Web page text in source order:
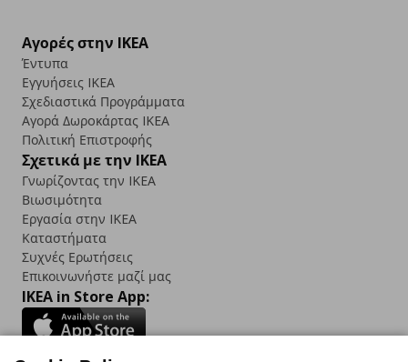
Αγορές στην IKEA
Έντυπα
Εγγυήσεις IKEA
Σχεδιαστικά Προγράμματα
Αγορά Δωρoκάρτας IKEA
Πολιτική Επιστροφής
Σχετικά με την IKEA
Γνωρίζοντας την IKEA
Βιωσιμότητα
Εργασία στην IKEA
Καταστήματα
Συχνές Ερωτήσεις
Επικοινωνήστε μαζί μας
IKEA in Store App: